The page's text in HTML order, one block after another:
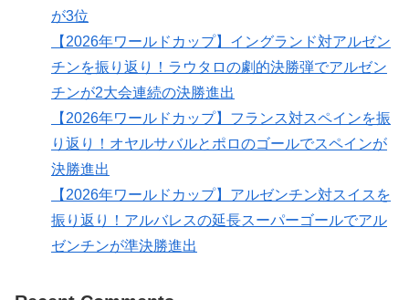
が3位
【2026年ワールドカップ】イングランド対アルゼン
チンを振り返り！ラウタロの劇的決勝弾でアルゼン
チンが2大会連続の決勝進出
【2026年ワールドカップ】フランス対スペインを振
り返り！オヤルサバルとポロのゴールでスペインが
決勝進出
【2026年ワールドカップ】アルゼンチン対スイスを
振り返り！アルバレスの延長スーパーゴールでアル
ゼンチンが準決勝進出